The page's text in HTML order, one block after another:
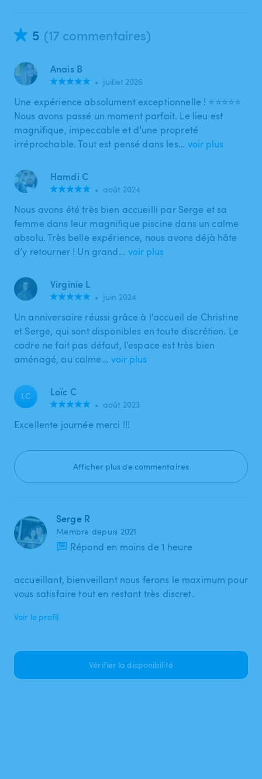
5 (17 commentaires)
Anais B
• juillet 2026
Une expérience absolument exceptionnelle ! ⭐⭐⭐⭐⭐
Nous avons passé un moment parfait. Le lieu est
magnifique, impeccable et d’une propreté
irréprochable. Tout est pensé dans les… voir plus
Hamdi C
• août 2024
Nous avons été très bien accueilli par Serge et sa
femme dans leur magnifique piscine dans un calme
absolu. Très belle expérience, nous avons déjà hâte
d’y retourner ! Un grand… voir plus
Virginie L
• juin 2024
Un anniversaire réussi grâce à l'accueil de Christine
et Serge, qui sont disponibles en toute discrétion. Le
cadre ne fait pas défaut, l'espace est très bien
aménagé, au calme… voir plus
LC Loïc C
• août 2023
Excellente journée merci !!!
Afficher plus de commentaires
Serge R
Membre depuis 2021
Répond en moins de 1 heure
accueillant, bienveillant nous ferons le maximum pour
vous satisfaire tout en restant très discret.
Voir le profil
Vérifier la disponibilité